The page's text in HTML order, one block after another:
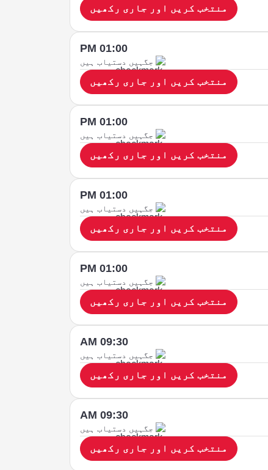
منتخب کریں اور جاری رکھیں
01:00 PM
جگہیں دستیاب ہیں
منتخب کریں اور جاری رکھیں
01:00 PM
جگہیں دستیاب ہیں
منتخب کریں اور جاری رکھیں
01:00 PM
جگہیں دستیاب ہیں
منتخب کریں اور جاری رکھیں
01:00 PM
جگہیں دستیاب ہیں
منتخب کریں اور جاری رکھیں
09:30 AM
جگہیں دستیاب ہیں
منتخب کریں اور جاری رکھیں
09:30 AM
جگہیں دستیاب ہیں
منتخب کریں اور جاری رکھیں